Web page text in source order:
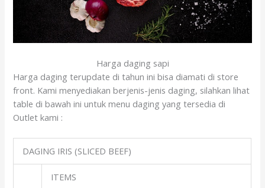
Harga daging sapi
Harga daging terupdate di tahun ini bisa diamati di store
front. Kami menyediakan berjenis-jenis daging, silahkan lihat
table di bawah ini untuk menu daging yang tersedia di
Outlet kami :
DAGING IRIS (SLICED BEEF)
ITEMS